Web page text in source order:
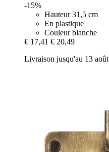
-15%
Hauteur 31,5 cm
En plastique
Couleur blanche
€ 17,41 € 20,49
Livraison jusqu'au 13 août